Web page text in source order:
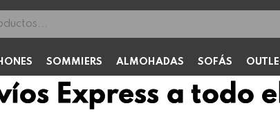
SOMMIERS ALMOHADAS SOFÁS